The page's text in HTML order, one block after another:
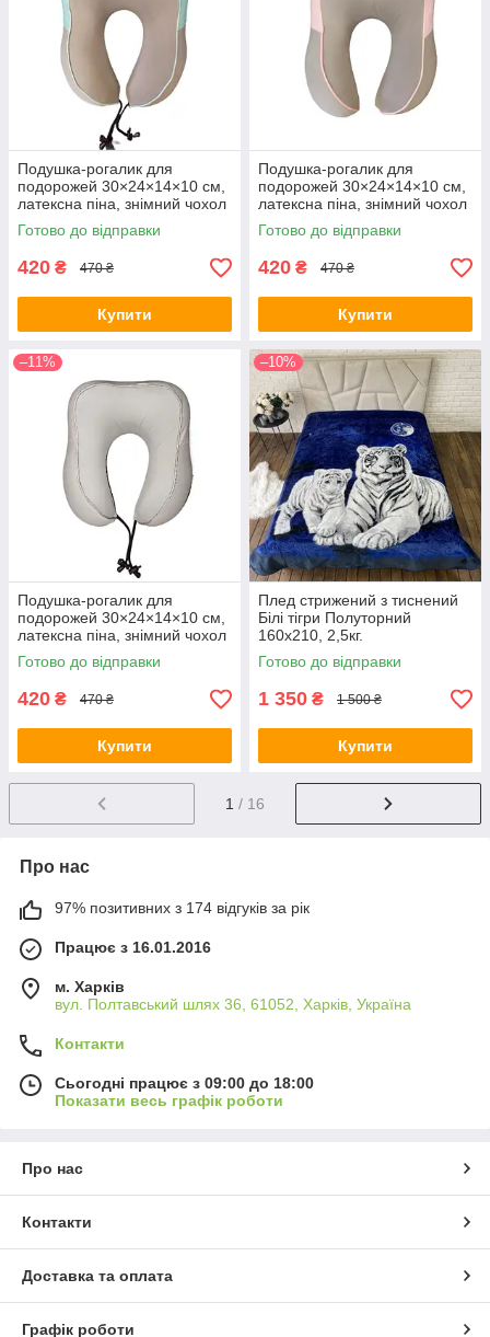
Подушка-рогалик для
подорожей 30×24×14×10 см,
латексна піна, знімний чохол
з мікрофібри
Готово до відправки
420 ₴ 470 ₴
Купити
Подушка-рогалик для
подорожей 30×24×14×10 см,
латексна піна, знімний чохол
з мікрофібри
Готово до відправки
420 ₴ 470 ₴
Купити
–11%
Подушка-рогалик для
подорожей 30×24×14×10 см,
латексна піна, знімний чохол
з мікрофібри
Готово до відправки
420 ₴ 470 ₴
Купити
–10%
Плед стрижений з тиснений
Білі тігри Полуторний
160х210, 2,5кг.
Готово до відправки
1 350 ₴ 1 500 ₴
Купити
1 / 16
Про нас
97% позитивних з 174 відгуків за рік
Працює з 16.01.2016
м. Харків
вул. Полтавський шлях 36, 61052, Харків, Україна
Контакти
Сьогодні працює з 09:00 до 18:00
Показати весь графік роботи
Про нас
Контакти
Доставка та оплата
Графік роботи